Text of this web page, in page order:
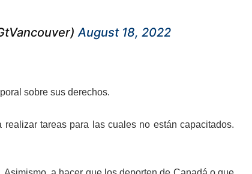
August 18, 2022
sobre sus derechos.
tareas para las cuales no están capacitados.